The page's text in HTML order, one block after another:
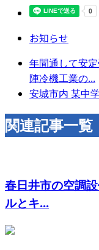
お知らせ
年間通して安
陣冷機工業の...
安城市内 某中
関連記事一覧
春日井市の空調
ルとキ...